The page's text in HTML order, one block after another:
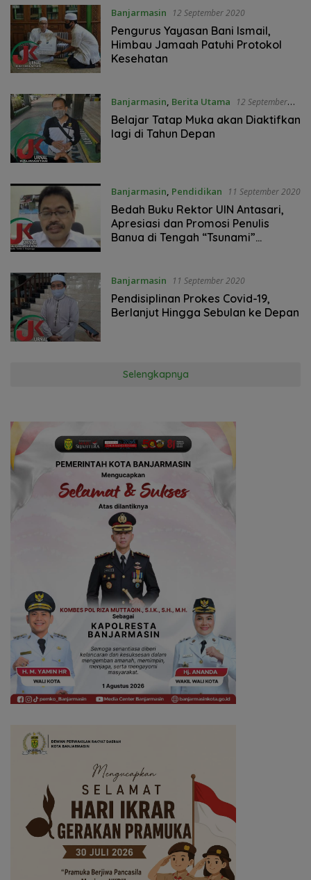
Banjarmasin 12 September 2020
Pengurus Yayasan Bani Ismail,
Himbau Jamaah Patuhi Protokol
Kesehatan
Banjarmasin, Berita Utama
12 September
2020
Belajar Tatap Muka akan Diaktifkan
lagi di Tahun Depan
Banjarmasin, Pendidikan 11 September 2020
Bedah Buku Rektor UIN Antasari,
Apresiasi dan Promosi Penulis
Banua di Tengah “Tsunami”
Banjarmasin 11 September 2020
Pendisiplinan Prokes Covid-19,
Berlanjut Hingga Sebulan ke Depan
Selengkapnya